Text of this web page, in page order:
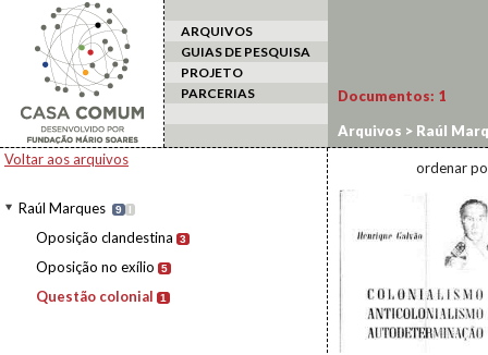
ARQUIVOS
GUIAS DE PESQUISA
PROJETO
PARCERIAS
Voltar aos arquivos
Raúl Marques 9 I
Oposição clandestina 3
Oposição no exílio 5
Questão colonial 1
Documentos: 1
Arquivos > Raúl
ordenar